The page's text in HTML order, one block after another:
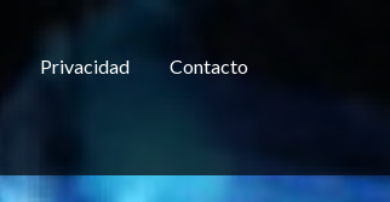
Privacidad Contacto